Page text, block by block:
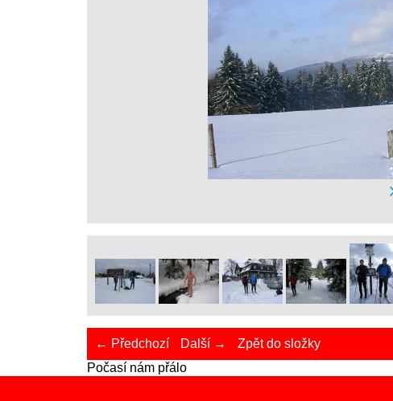
← Předchozí Další →
Zpět do složky
Počasí nám přálo